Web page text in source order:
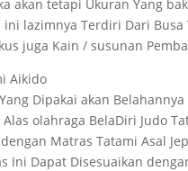
akan tetapi Ukuran Yang
ini lazimnya Terdiri Dari Busa
juga Kain / susunan
Aikido
Dipakai akan
olahraga BelaDiri Judo
Matras Tatami Asal
Ini Dapat Disesuaikan